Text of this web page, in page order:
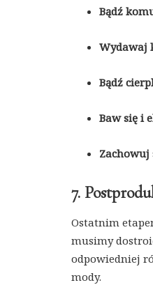
Bądź
Wydawaj
Bądź
Baw się i
Zachowuj
7.
Ostatnim
musimy
odpowiedniej
mody.